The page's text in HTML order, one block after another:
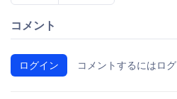
コメント
ログイン コメントするにはロ